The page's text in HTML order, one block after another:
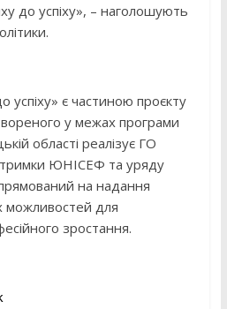
до успіху», – наголошують
успіху» є частиною проєкту
у межах програми
області реалізує ГО
ЮНІСЕФ та уряду
на надання
можливостей для
зростання.